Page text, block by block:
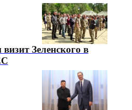
Зеленского в